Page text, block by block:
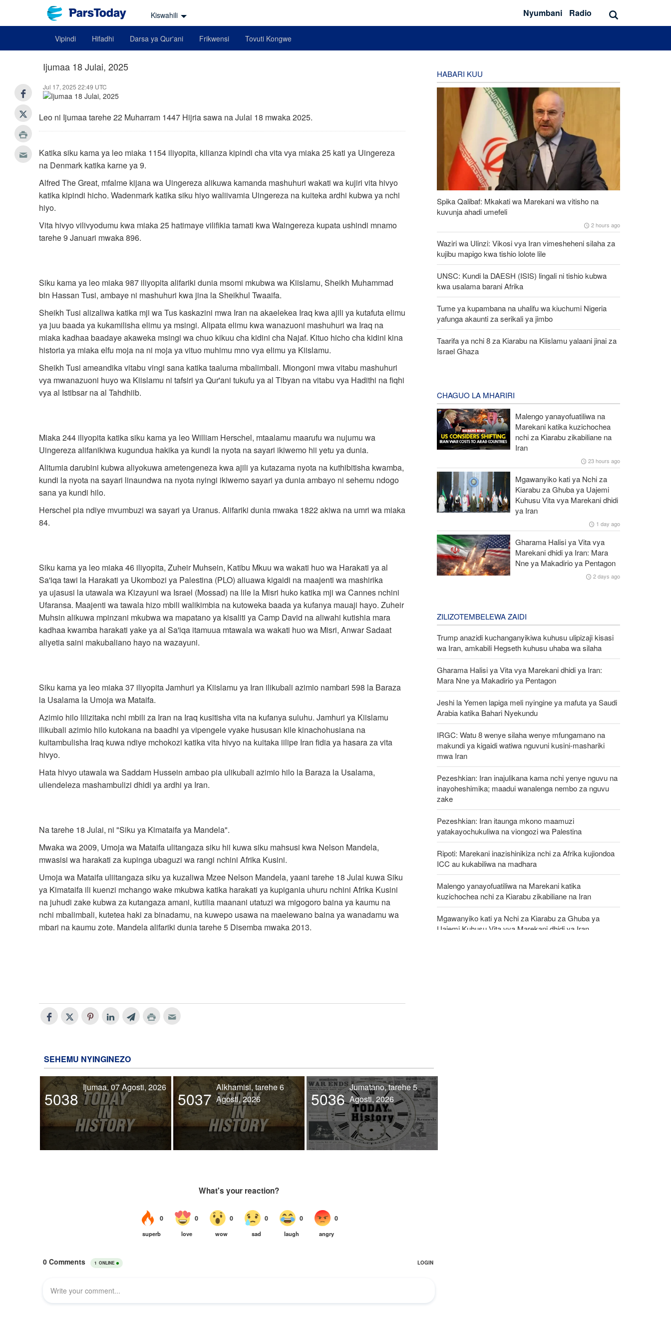
Kiswahili Nyumbani Radio
Vipindi Hifadhi Darsa ya Qur'ani Frikwensi Tovuti Kongwe
Ijumaa 18 Julai, 2025
Jul 17, 2025 22:49 UTC
Leo ni Ijumaa tarehe 22 Muharram 1447 Hijria sawa na Julai 18 mwaka 2025.
Katika siku kama ya leo miaka 1154 iliyopita, kilianza kipindi cha vita vya miaka 25 kati ya Uingereza
na Denmark katika karne ya 9.
Alfred The Great, mfalme kijana wa Uingereza alikuwa kamanda mashuhuri wakati wa kujiri vita hivyo
katika kipindi hicho. Wadenmark katika siku hiyo waliivamia Uingereza na kuiteka ardhi kubwa ya nchi
hiyo.
Vita hivyo vilivyodumu kwa miaka 25 hatimaye vilifikia tamati kwa Waingereza kupata ushindi mnamo
tarehe 9 Januari mwaka 896.
Siku kama ya leo miaka 987 iliyopita alifariki dunia msomi mkubwa wa Kiislamu, Sheikh Muhammad
bin Hassan Tusi, ambaye ni mashuhuri kwa jina la Sheikhul Twaaifa.
Sheikh Tusi alizaliwa katika mji wa Tus kaskazini mwa Iran na akaelekea Iraq kwa ajili ya kutafuta elimu
ya juu baada ya kukamilisha elimu ya msingi. Alipata elimu kwa wanazuoni mashuhuri wa Iraq na
miaka kadhaa baadaye akaweka msingi wa chuo kikuu cha kidini cha Najaf. Kituo hicho cha kidini kina
historia ya miaka elfu moja na ni moja ya vituo muhimu mno vya elimu ya Kiislamu.
Sheikh Tusi ameandika vitabu vingi sana katika taaluma mbalimbali. Miongoni mwa vitabu mashuhuri
vya mwanazuoni huyo wa Kiislamu ni tafsiri ya Qur'ani tukufu ya al Tibyan na vitabu vya Hadithi na fiqhi
vya al Istibsar na al Tahdhiib.
Miaka 244 iliyopita katika siku kama ya leo William Herschel, mtaalamu maarufu wa nujumu wa
Uingereza alifanikiwa kugundua hakika ya kundi la nyota na sayari ikiwemo hii yetu ya dunia.
Alitumia darubini kubwa aliyokuwa ametengeneza kwa ajili ya kutazama nyota na kuthibitisha kwamba,
kundi la nyota na sayari linaundwa na nyota nyingi ikiwemo sayari ya dunia ambayo ni sehemu ndogo
sana ya kundi hilo.
Herschel pia ndiye mvumbuzi wa sayari ya Uranus. Alifariki dunia mwaka 1822 akiwa na umri wa miaka
84.
Siku kama ya leo miaka 46 iliyopita, Zuheir Muhsein, Katibu Mkuu wa wakati huo wa Harakati ya al
Sa'iqa tawi la Harakati ya Ukombozi ya Palestina (PLO) aliuawa kigaidi na maajenti wa mashirika
ya ujasusi la utawala wa Kizayuni wa Israel (Mossad) na lile la Misri huko katika mji wa Cannes nchini
Ufaransa. Maajenti wa tawala hizo mbili walikimbia na kutoweka baada ya kufanya mauaji hayo. Zuheir
Muhsin alikuwa mpinzani mkubwa wa mapatano ya kisaliti ya Camp David na aliwahi kutishia mara
kadhaa kwamba harakati yake ya al Sa'iqa itamuua mtawala wa wakati huo wa Misri, Anwar Sadaat
aliyetia saini makubaliano hayo na wazayuni.
Siku kama ya leo miaka 37 iliyopita Jamhuri ya Kiislamu ya Iran ilikubali azimio nambari 598 la Baraza
la Usalama la Umoja wa Mataifa.
Azimio hilo lilizitaka nchi mbili za Iran na Iraq kusitisha vita na kufanya suluhu. Jamhuri ya Kiislamu
ilikubali azimio hilo kutokana na baadhi ya vipengele vyake hususan kile kinachohusiana na
kuitambulisha Iraq kuwa ndiye mchokozi katika vita hivyo na kuitaka iilipe Iran fidia ya hasara za vita
hivyo.
Hata hivyo utawala wa Saddam Hussein ambao pia ulikubali azimio hilo la Baraza la Usalama,
uliendeleza mashambulizi dhidi ya ardhi ya Iran.
Na tarehe 18 Julai, ni "Siku ya Kimataifa ya Mandela".
Mwaka wa 2009, Umoja wa Mataifa ulitangaza siku hii kuwa siku mahsusi kwa Nelson Mandela,
mwasisi wa harakati za kupinga ubaguzi wa rangi nchini Afrika Kusini.
Umoja wa Mataifa uliitangaza siku ya kuzaliwa Mzee Nelson Mandela, yaani tarehe 18 Julai kuwa Siku
ya Kimataifa ili kuenzi mchango wake mkubwa katika harakati ya kupigania uhuru nchini Afrika Kusini
na juhudi zake kubwa za kutangaza amani, kutilia maanani utatuzi wa migogoro baina ya kaumu na
nchi mbalimbali, kutetea haki za binadamu, na kuwepo usawa na maelewano baina ya wanadamu wa
mbari na kaumu zote. Mandela alifariki dunia tarehe 5 Disemba mwaka 2013.
SEHEMU NYINGINEZO
5038
Ijumaa, 07 Agosti, 2026
5037
Alkhamisi, tarehe 6
Agosti, 2026
5036
Jumatano, tarehe 5
Agosti, 2026
HABARI KUU
Spika Qalibaf: Mkakati wa Marekani wa vitisho na
kuvunja ahadi umefeli
2 hours ago
Waziri wa Ulinzi: Vikosi vya Iran vimesheheni silaha za
kujibu mapigo kwa tishio lolote lile
UNSC: Kundi la DAESH (ISIS) lingali ni tishio kubwa
kwa usalama barani Afrika
Tume ya kupambana na uhalifu wa kiuchumi Nigeria
yafunga akaunti za serikali ya jimbo
Taarifa ya nchi 8 za Kiarabu na Kiislamu yalaani jinai za
Israel Ghaza
CHAGUO LA MHARIRI
Malengo yanayofuatiliwa na
Marekani katika kuzichochea
nchi za Kiarabu zikabiliane na
Iran
23 hours ago
Mgawanyiko kati ya Nchi za
Kiarabu za Ghuba ya Uajemi
Kuhusu Vita vya Marekani dhidi
ya Iran
1 day ago
Gharama Halisi ya Vita vya
Marekani dhidi ya Iran: Mara
Nne ya Makadirio ya Pentagon
2 days ago
ZILIZOTEMBELEWA ZAIDI
Trump anazidi kuchanganyikiwa kuhusu ulipizaji kisasi
wa Iran, amkabili Hegseth kuhusu uhaba wa silaha
Gharama Halisi ya Vita vya Marekani dhidi ya Iran:
Mara Nne ya Makadirio ya Pentagon
Jeshi la Yemen lapiga meli nyingine ya mafuta ya Saudi
Arabia katika Bahari Nyekundu
IRGC: Watu 8 wenye silaha wenye mfungamano na
makundi ya kigaidi watiwa nguvuni kusini-mashariki
mwa Iran
Pezeshkian: Iran inajulikana kama nchi yenye nguvu na
inayoheshimika; maadui wanalenga nembo za nguvu
zake
Pezeshkian: Iran itaunga mkono maamuzi
yatakayochukuliwa na viongozi wa Palestina
Ripoti: Marekani inazishinikiza nchi za Afrika kujiondoa
ICC au kukabiliwa na madhara
Malengo yanayofuatiliwa na Marekani katika
kuzichochea nchi za Kiarabu zikabiliane na Iran
Mgawanyiko kati ya Nchi za Kiarabu za Ghuba ya
Uajemi Kuhusu Vita vya Marekani dhidi ya Iran